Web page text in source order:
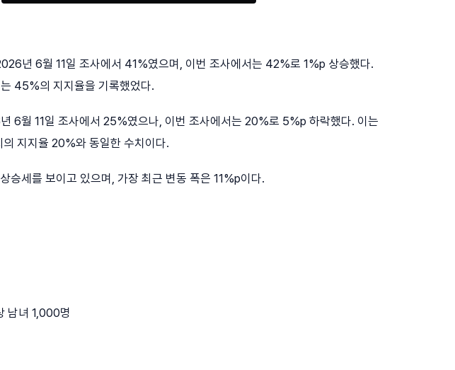
년 6월 11일 조사에서 41%였으며, 이번 조사에서는 42%로 1%p 상승했다.
45%의 지지율을 기록했었다.
6월 11일 조사에서 25%였으나, 이번 조사에서는 20%로 5%p 하락했다. 이는
지지율 20%와 동일한 수치이다.
승세를 보이고 있으며, 가장 최근 변동 폭은 11%p이다.
남녀 1,000명